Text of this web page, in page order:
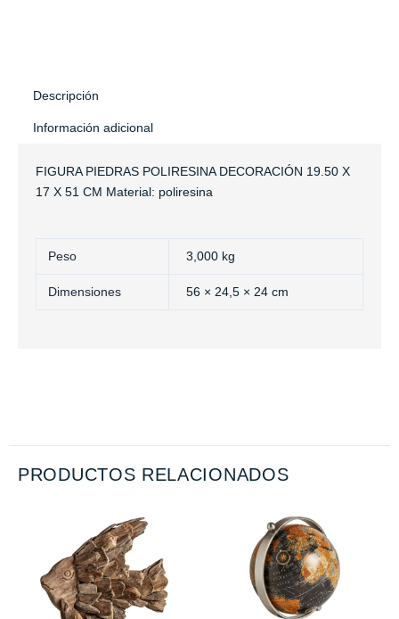
Descripción
Información adicional
FIGURA PIEDRAS POLIRESINA DECORACIÓN 19.50 X
17 X 51 CM Material: poliresina
Peso 3,000 kg
Dimensiones 56 × 24,5 × 24 cm
PRODUCTOS RELACIONADOS